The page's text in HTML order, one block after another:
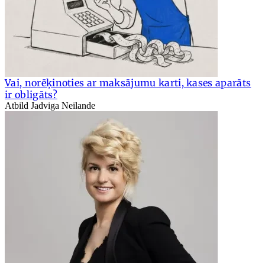
Vai, norēķinoties ar maksājumu karti, kases aparāts
ir obligāts?
Atbild Jadviga Neilande